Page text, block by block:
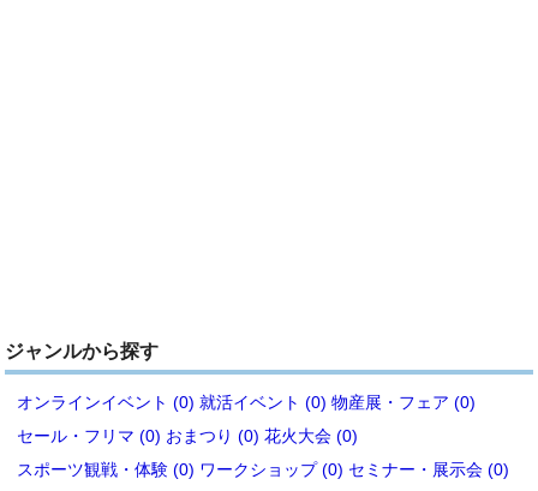
ジャンルから探す
オンラインイベント (0) 就活イベント (0) 物産展・フェア (0)
セール・フリマ (0) おまつり (0) 花火大会 (0)
スポーツ観戦・体験 (0) ワークショップ (0) セミナー・展示会 (0)